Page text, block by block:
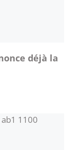
déjà la